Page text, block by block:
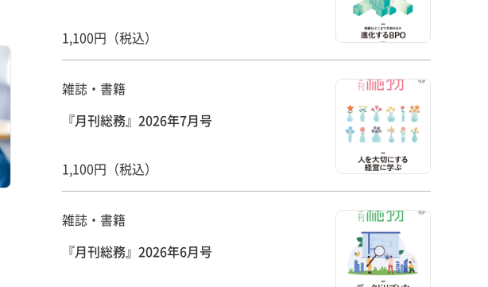
1,100円（税込）
雑誌・書籍
『月刊総務』2026年7月号
1,100円（税込）
雑誌・書籍
『月刊総務』2026年6月号